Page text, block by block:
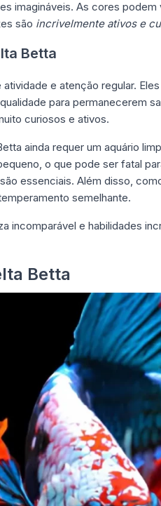
imagináveis. As cores
são incrivelmente ativos e
Betta
e atenção regular.
para permanecerem
curiosos e ativos.
ainda requer um aquário
o que pode ser fatal
essenciais. Além disso,
semelhante.
incomparável e habilidades
Betta